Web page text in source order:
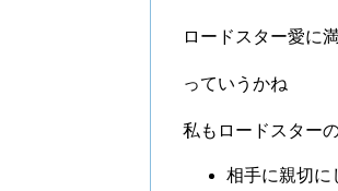
ロードスター愛
っていうかね
私もロードスター
相手に親切に